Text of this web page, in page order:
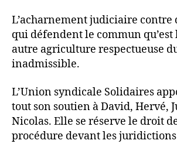
L’acharnement judiciaire contre
qui défendent le commun qu’est
autre agriculture respectueuse
inadmissible.
L’Union syndicale Solidaires
tout son soutien à David, Hervé,
Nicolas. Elle se réserve le droit
procédure devant les